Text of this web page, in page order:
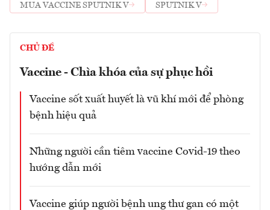
MUA VACCINE SPUTNIK V SPUTNIK V
CHỦ ĐỀ
Vaccine - Chìa khóa của sự phục hồi
Vaccine sốt xuất huyết là vũ khí mới để phòng
bệnh hiệu quả
Những người cần tiêm vaccine Covid-19 theo
hướng dẫn mới
Vaccine giúp người bệnh ung thư gan có một